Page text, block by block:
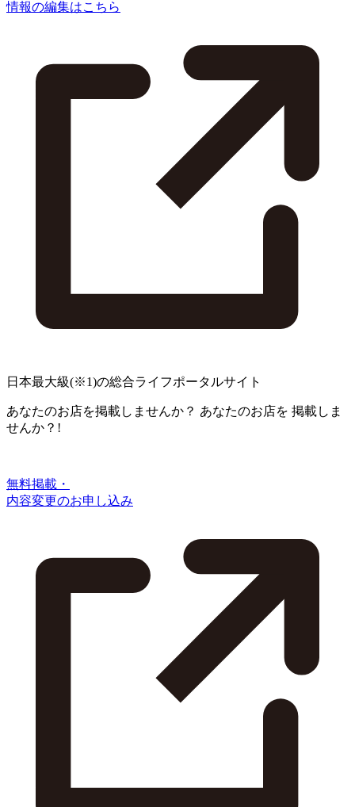
情報の編集はこちら
日本最大級(※1)の総合ライフポータルサイト
あなたのお店を掲載しませんか？ あなたのお店を 掲載しま
せんか？!
無料掲載・
内容変更のお申し込み